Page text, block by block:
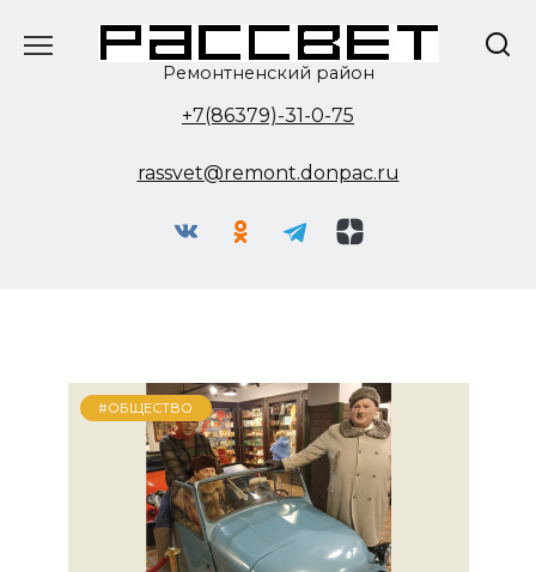
Ремонтненский район
+7(86379)-31-0-75
rassvet@remont.donpac.ru
#ОБЩЕСТВО